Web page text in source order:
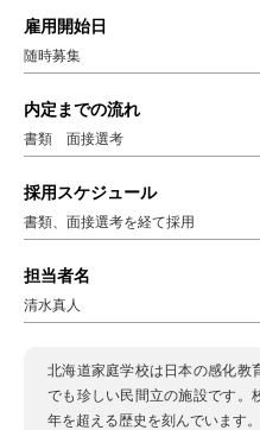
雇用開始日
随時募集
内定までの流れ
書類 面接選考
採用スケジュール
書類、面接選考を経て採用
担当者名
清水真人
北海道家庭学校は日本の感化教
でも珍しい民間立の施設です。
年を超える歴史を刻んでいます。